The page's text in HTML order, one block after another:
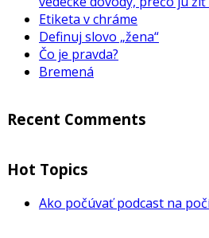
Etiketa v chráme
Definuj slovo „žena“
Čo je pravda?
Bremená
Recent Comments
Hot Topics
Ako počúvať podcast na